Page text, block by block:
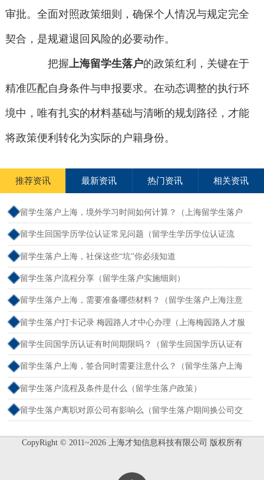
审批。全面对照政策细则，确保个人情况与规定完全
契合，是规避退回风险的必要动作。
把握上海留学生落户的政策红利，关键在于
精准匹配自身条件与申报要求。在动态调整的执行环
境中，唯有扎实的材料基础与清晰的规划路径，才能
将政策便利转化为实际的户籍身份。
推荐资讯 最新资讯 热门资讯 相关资讯
留学生落户上海，境外学习时间如何计算？（上海留学生落户
境外留学满一年）
留学生回国学历学位认证常见问题（留学生学历学位认证流
程）
留学生落户上海，社保这些“坑”你必须知道
留学生落户流程分享（留学生落户实施细则）
留学生落户上海，需要准备哪些材料？（留学生落户上海注意
事项）
留学生落户打卡记录 梅园路人才中心办理（上海梅园路人才服
务中心电话）
留学生回国学历认证有时间期限吗？（留学生回国学历认证有
时间限制吗）
留学生落户上海，签合同时需要注意什么？（留学生落户上海
有什么好处）
留学生落户流程及条件是什么（留学生落户政策）
留学生落户离职对原公司有影响么（留学生落户期间换公司交
CopyRight © 2011~2026 上海才知信息科技有限公司 版权所有